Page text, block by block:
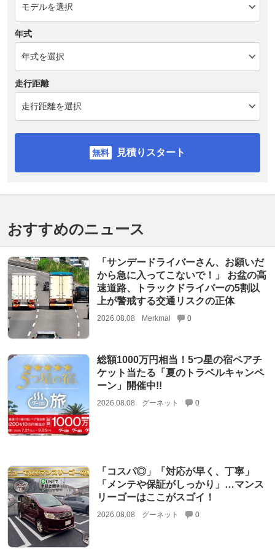
年式
走行距離
見積りスタート
おすすめのニュース
「サンデードライバーさん、お願いだ
から急に入ってこないで！」 お盆の高
速道路、トラックドライバーの5割以
上が警戒する交通リスクの正体
2026.08.08 Merkmal 0
総額1000万円相当！5つ星の宿ペアチ
ケット当たる「夏のトラベルキャンペ
ーン」開催中!!
2026.08.08 グーネット 0
「コスパ◎」「対応が早く、丁寧」
「メンテや保証がしっかり」…マンス
リーゴーはここがスゴイ！
2026.08.08 グーネット 0